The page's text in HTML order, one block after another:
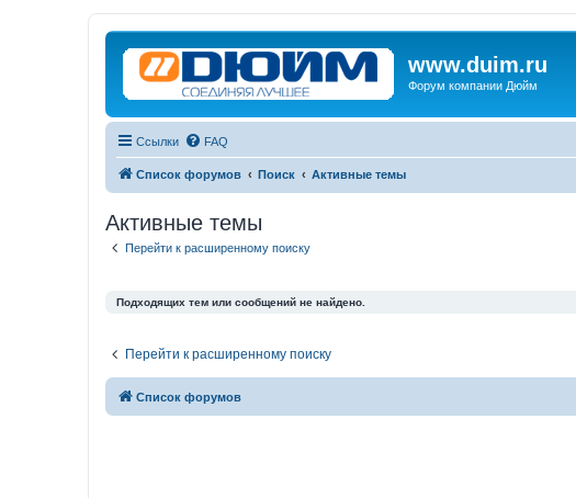
www.duim.ru
Форум компании Дюйм
Ссылки FAQ
Список форумов Поиск Активные темы
Активные темы
Перейти к расширенному поиску
Подходящих тем или сообщений не найдено.
Перейти к расширенному поиску
Список форумов